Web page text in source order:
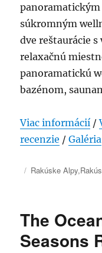
panoramatickým
súkromným
dve reštaurácie
relaxačnú
panoramatickú
bazénom,
Viac informácií /
recenzie /Galéria
Publikované
Kategórie
Rakúske Alpy,
The
Seasons